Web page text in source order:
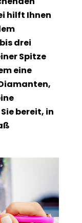
hilft Ihnen
drei
Spitze
eine
bereit, in